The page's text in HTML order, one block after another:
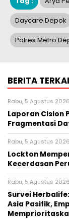
Daycare Depok
Polres Metro
BERITA
Rabu, 5 Agustus
Laporan Cision
Fragmentasi
Rabu, 5 Agustus
Lockton
Kecerdasan
Rabu, 5 Agustus
Survei
Asia Pasifik,